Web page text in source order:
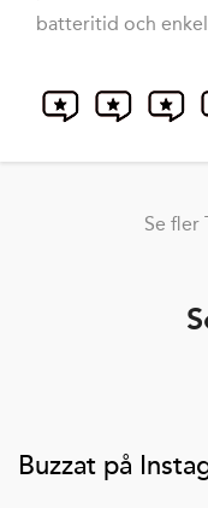
batteritid och
Se fler
Buzzat på